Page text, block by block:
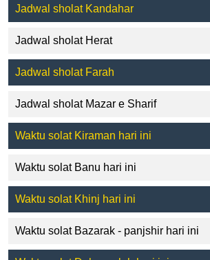
Jadwal sholat Kandahar
Jadwal sholat Herat
Jadwal sholat Farah
Jadwal sholat Mazar e Sharif
Waktu solat Kiraman hari ini
Waktu solat Banu hari ini
Waktu solat Khinj hari ini
Waktu solat Bazarak - panjshir hari ini